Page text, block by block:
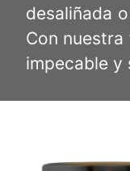
desaliñada
Con
impecable y